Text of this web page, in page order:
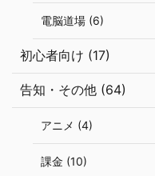
電脳道場 (6)
初心者向け (17)
告知・その他 (64)
アニメ (4)
課金 (10)